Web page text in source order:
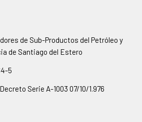
de Sub-Productos del Petróleo y
de Santiago del Estero
5
Serie A-1003 07/10/1.976